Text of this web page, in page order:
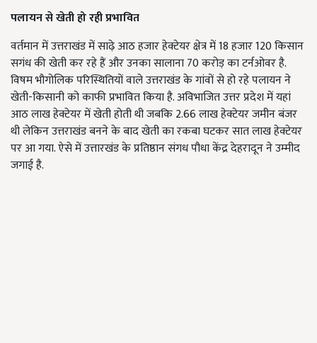
पलायन से खेती हो रही प्रभावित
वर्तमान में उत्तराखंड में साढ़े आठ हजार हेक्टेयर क्षेत्र में18हजार120किसान
सगंध की खेती कर रहे हैं और उनका सालाना70करोड़ का टर्नओवर है.
विषम भौगोलिक परिस्थितियों वाले उत्तराखंड के गांवों से हो रहे पलायन ने
खेती-किसानी को काफी प्रभावित किया है. अविभाजित उत्तर प्रदेश में यहां
आठ लाख हेक्टेयर में खेती होती थी जबकि 2.66 लाख हेक्टेयर जमीन बंजर
थी लेकिन उत्तराखंड बनने के बाद खेती का रकबा घटकर सात लाख हेक्टेयर
पर आ गया. ऐसे में उत्तारखंड के प्रतिष्ठान संगध पौधा केंद्र देहरादून ने उम्मीद
जगाई है.